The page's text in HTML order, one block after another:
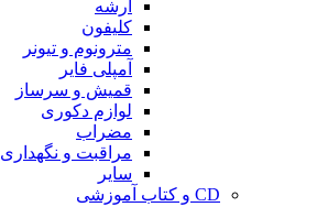
آرشه
کلیفون
مترونوم و تیونر
آمپلی فایر
قمیش و سرساز
لوازم دکوری
مضراب
مراقبت و نگهداری
سایر
CD و کتاب آموزشی